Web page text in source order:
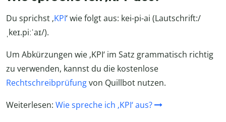
Du sprichst ‚KPI‘ wie folgt aus: kei-pi-ai (Lautschrift:/
ˌkeɪ.piːˈaɪ/).
Um Abkürzungen wie ‚KPI‘ im Satz grammatisch richtig
zu verwenden, kannst du die kostenlose
Rechtschreibprüfungvon Quillbot nutzen.
Weiterlesen: Wie spreche ich ‚KPI‘ aus?